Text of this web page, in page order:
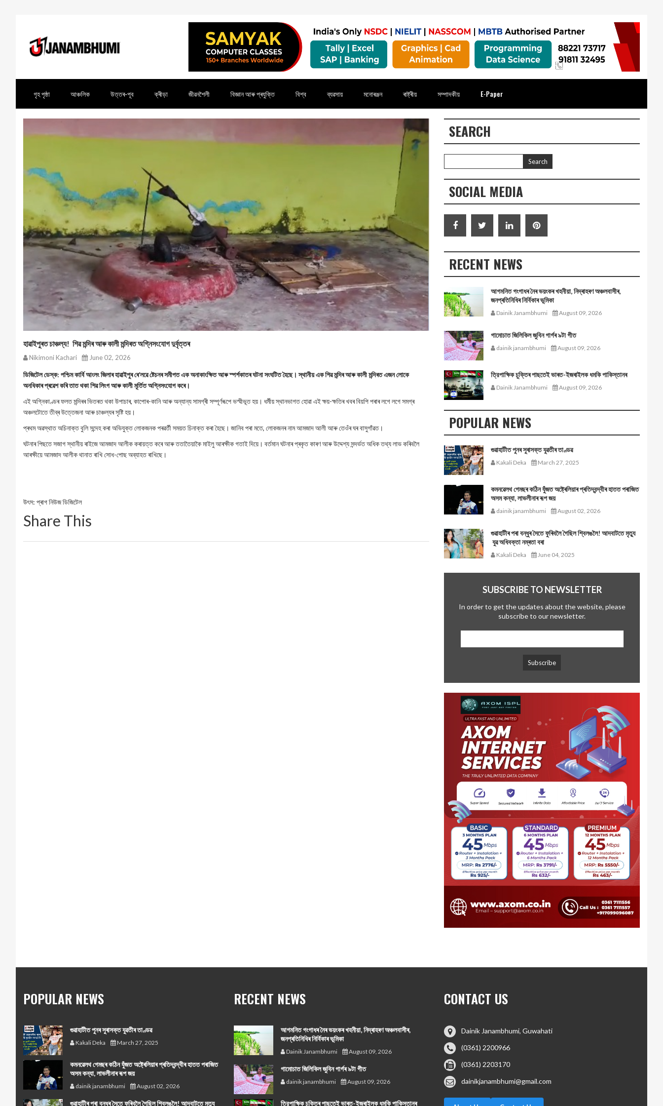
গৃহ পৃষ্ঠা আঞ্চলিক উত্তৰ-পূব ক্ৰীড়া জীৱনশৈলী বিজ্ঞান আৰু প্ৰযুক্তি বিশ্ব ব্যৱসায় মনোৰঞ্জন ৰাষ্ট্ৰীয় সম্পাদকীয় E-Paper
হাৱাইপুৰত চাঞ্চল্য! শিৱ মন্দিৰ আৰু কালী মন্দিৰত অগ্নিসংযোগ দুৰ্বৃত্তৰ
Nikimoni Kachari June 02, 2026
ডিজিটেল ডেস্ক: পশ্চিম কাৰ্বি আংলং জিলাৰ হাৱাইপুৰ ৰে’লৱে ষ্টেচনৰ সমীপত এক অনাকাংক্ষিত আৰু স্পৰ্শকাতৰ ঘটনা সংঘটিত হৈছে। স্থানীয় এক শিৱ মন্দিৰ আৰু কালী মন্দিৰত এজন লোকে
অনধিকাৰ প্ৰৱেশ কৰি তাত থকা শিৱ লিংগ আৰু কালী মূৰ্তিত অগ্নিসংযোগ কৰে।
এই অগ্নিকাণ্ডৰ ফলত মন্দিৰৰ ভিতৰত থকা উপাচাৰ, কাপোৰ-কানি আৰু অন্যান্য সামগ্ৰী সম্পূৰ্ণৰূপে ভস্মীভূত হয়। ধৰ্মীয় স্থানভাগত হোৱা এই ক্ষয়-ক্ষতিৰ খবৰ বিয়পি পৰাৰ লগে লগে সমগ্ৰ
অঞ্চলটোতে তীব্ৰ উত্তেজনা আৰু চাঞ্চল্যৰ সৃষ্টি হয়।
প্ৰথম অৱস্থাত অচিনাক্ত বুলি সন্দেহ কৰা অভিযুক্ত লোকজনক পৰৱৰ্তী সময়ত চিনাক্ত কৰা হৈছে। জানিব পৰা মতে, লোকজনৰ নাম আমজাদ আলী আৰু তেওঁৰ ঘৰ বাসুগাঁৱত।
ঘটনাৰ পিছতে সজাগ স্থানীয় ৰাইজে আমজাদ আলীক কৰায়ত্ত কৰে আৰু ততাতৈয়াকৈ মাইলু আৰক্ষীক গতাই দিয়ে। বৰ্তমান ঘটনাৰ প্ৰকৃত কাৰণ আৰু উদ্দেশ্য সন্দৰ্ভত অধিক তথ্য লাভ কৰিবলৈ
আৰক্ষীয়ে আমজাদ আলীক থানাত ৰাখি সোধ-পোছ অব্যাহত ৰাখিছে।
উৎস: প্ৰাগ নিউজ ডিজিটেল
Share This
SEARCH
SOCIAL MEDIA
RECENT NEWS
আগমনিত গংগাধৰ নৈৰ ভয়ংকৰ খহনীয়া, নিদ্ৰাহৰণ অঞ্চলবাসীৰ,
জনপ্ৰতিনিধিৰ নিৰ্বিকাৰ ভূমিকা
Dainik Janambhumi August 09, 2026
গামোচাত জিলিকিল জুবিন গাৰ্গৰ ৯টা গীত
dainik janambhumi August 09, 2026
ত্রিপাক্ষিক চুক্তিৰ পাছতেই ভাৰত-ইজৰাইলক ধমকি পাকিস্তানৰ
Dainik Janambhumi August 09, 2026
POPULAR NEWS
গুৱাহাটীত পুনৰ সুৰাসক্ত যুৱতীৰ তাণ্ডৱ
Kakali Deka March 27, 2025
কমনৱেলথ গেমছৰ কঠিন যুঁজত অষ্ট্ৰেলিয়াৰ প্ৰতিদ্বন্দ্বীৰ হাতত পৰাজিত
অসম কন্যা, লাভলীনাৰ ৰূপ জয়
dainik janambhumi August 02, 2026
গুৱাহাটীৰ পৰা বন্ধুৰ সৈতে ফুৰিবলৈ গৈছিল শ্বিলঙলৈ! আদবাটতে মৃত্যু
যুৱ অধিবক্তা নম্ৰতা বৰা
Kakali Deka June 04, 2025
SUBSCRIBE TO NEWSLETTER
In order to get the updates about the website, please
subscribe to our newsletter.
POPULAR NEWS
গুৱাহাটীত পুনৰ সুৰাসক্ত যুৱতীৰ তাণ্ডৱ
Kakali Deka March 27, 2025
কমনৱেলথ গেমছৰ কঠিন যুঁজত অষ্ট্ৰেলিয়াৰ প্ৰতিদ্বন্দ্বীৰ হাতত পৰাজিত
অসম কন্যা, লাভলীনাৰ ৰূপ জয়
dainik janambhumi August 02, 2026
গুৱাহাটীৰ পৰা বন্ধুৰ সৈতে ফুৰিবলৈ গৈছিল শ্বিলঙলৈ! আদবাটতে মৃত্যু
RECENT NEWS
আগমনিত গংগাধৰ নৈৰ ভয়ংকৰ খহনীয়া, নিদ্ৰাহৰণ অঞ্চলবাসীৰ,
জনপ্ৰতিনিধিৰ নিৰ্বিকাৰ ভূমিকা
Dainik Janambhumi August 09, 2026
গামোচাত জিলিকিল জুবিন গাৰ্গৰ ৯টা গীত
dainik janambhumi August 09, 2026
ত্রিপাক্ষিক চুক্তিৰ পাছতেই ভাৰত-ইজৰাইলক ধমকি পাকিস্তানৰ
CONTACT US
Dainik Janambhumi, Guwahati
(0361) 2200966
(0361) 2203170
dainikjanambhumi@gmail.com